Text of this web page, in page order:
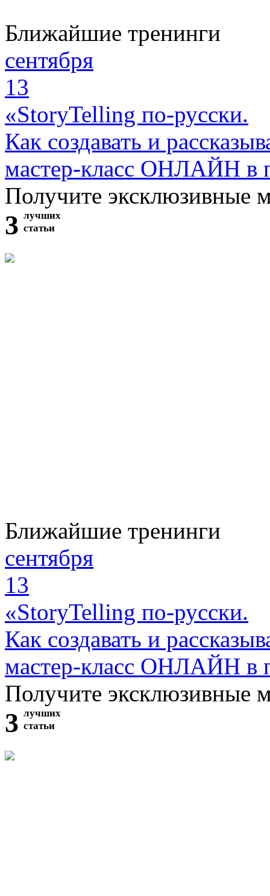
Ближайшие тренинги
сентября
13
«StoryTelling по-русски.
Как создавать и
мастер-класс ОНЛАЙН в
Получите эксклюзивные
3 лучших
статьи
Ближайшие тренинги
сентября
13
«StoryTelling по-русски.
Как создавать и
мастер-класс ОНЛАЙН в
Получите эксклюзивные
3 лучших
статьи